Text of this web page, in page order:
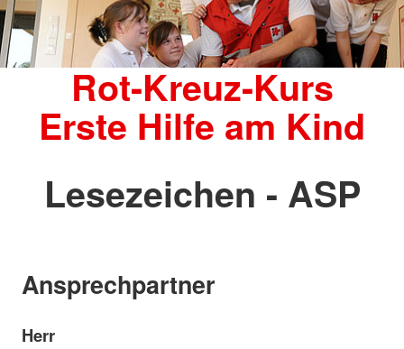
Rot-Kreuz-Kurs
Erste Hilfe am Kind
Lesezeichen - ASP
Ansprechpartner
Herr